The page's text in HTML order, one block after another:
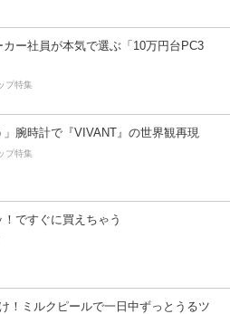
ー社員が本気で選ぶ「10万円台PC3
プ特集
」腕時計で『VIVANT』の世界観再現
プ特集
ですぐに買えちゃう
！ミルクピールで一日中ずっとうるツ